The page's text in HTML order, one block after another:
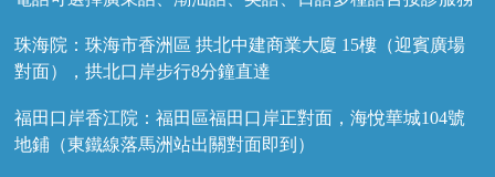
珠海院：珠海市香洲區 拱北中建商業大廈 15樓（迎賓廣場
對面），拱北口岸步行8分鐘直達
福田口岸香江院：福田區福田口岸正對面，海悅華城104號
地鋪（東鐵線落馬洲站出關對面即到）